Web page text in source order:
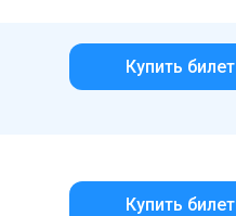
Купить билет
Купить билет